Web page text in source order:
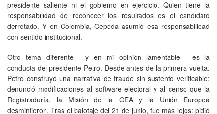
presidente saliente ni el gobierno en ejercicio. Quien tiene la
responsabilidad de reconocer los resultados es el candidato
derrotado. Y en Colombia, Cepeda asumió esa responsabilidad
con sentido institucional.
Otro tema diferente —y en mi opinión lamentable— es la
conducta del presidente Petro. Desde antes de la primera vuelta,
Petro construyó una narrativa de fraude sin sustento verificable:
denunció modificaciones al software electoral y al censo que la
Registraduría, la Misión de la OEA y la Unión Europea
desmintieron. Tras el balotaje del 21 de junio, fue más lejos: pidió